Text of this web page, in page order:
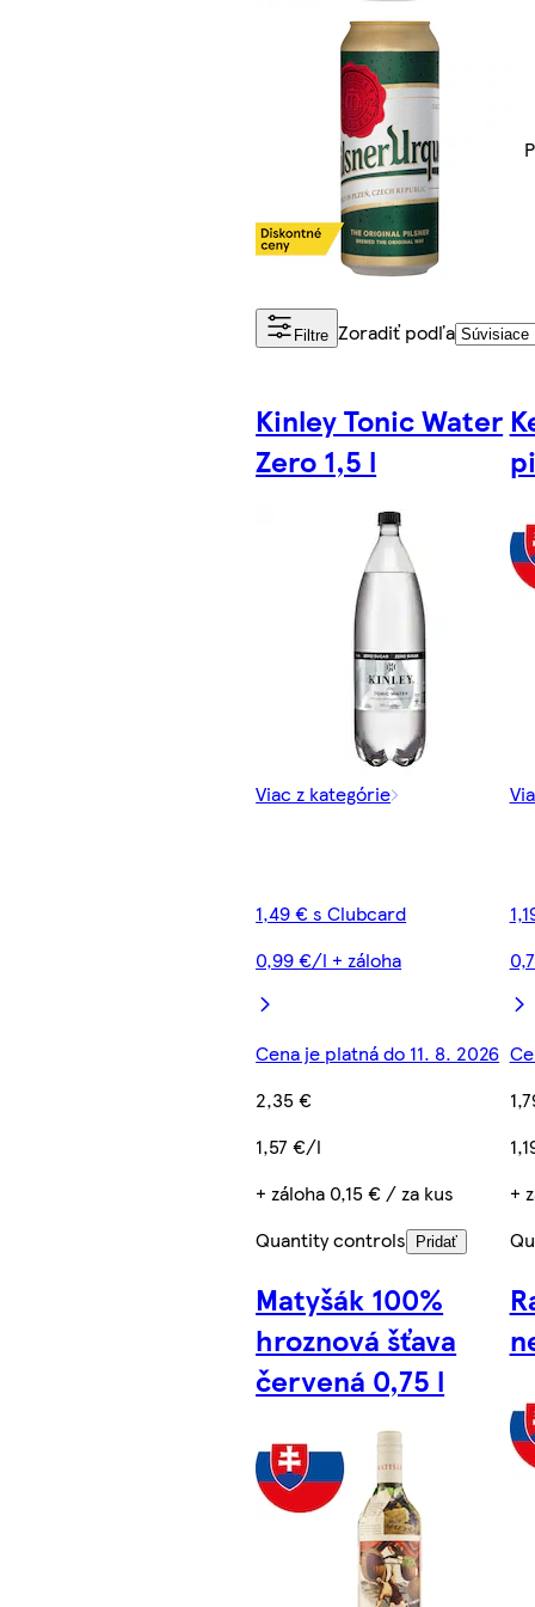
Filtre Zoradiť podľa
Kinley Tonic Water
Zero 1,5 l
Viac z kategórie
1,49 € s Clubcard
0,99 €/l + záloha
Cena je platná do 11. 8. 2026
2,35 €
1,57 €/l
+ záloha 0,15 € / za kus
Quantity controls
Pridať
+
Matyšák 100%
hroznová šťava
červená 0,75 l